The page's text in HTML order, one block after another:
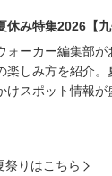
休み特集2026【九
ォーカー編集部
楽しみ方を紹介
けスポット情報が
祭りはこちら